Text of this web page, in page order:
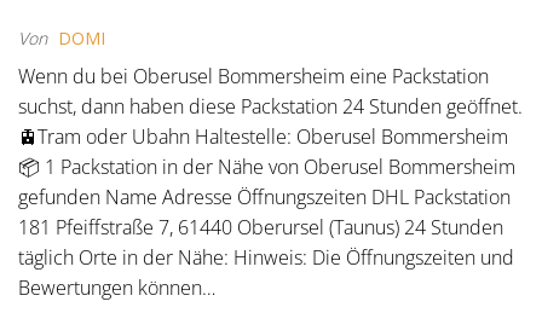
Von DOMI
Wenn du bei Oberusel Bommersheim eine Packstation
suchst, dann haben diese Packstation 24 Stunden geöffnet.
🚊Tram oder Ubahn Haltestelle: Oberusel Bommersheim
📦 1 Packstation in der Nähe von Oberusel Bommersheim
gefunden Name Adresse Öffnungszeiten DHL Packstation
181 Pfeiffstraße 7, 61440 Oberursel (Taunus) 24 Stunden
täglich Orte in der Nähe: Hinweis: Die Öffnungszeiten und
Bewertungen können…